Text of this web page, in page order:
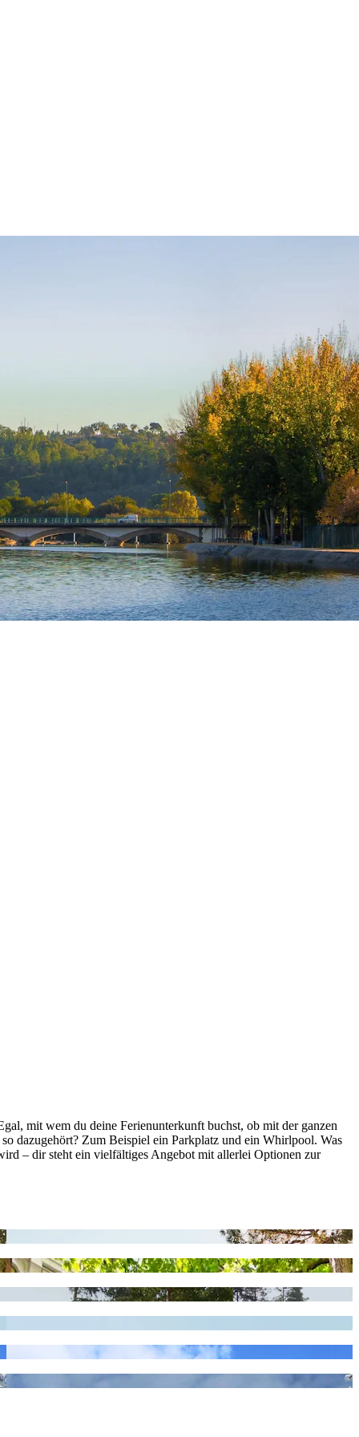
mit wem du deine Ferienunterkunft buchst, ob mit der ganzen
dazugehört? Zum Beispiel ein Parkplatz und ein Whirlpool. Was
– dir steht ein vielfältiges Angebot mit allerlei Optionen zur